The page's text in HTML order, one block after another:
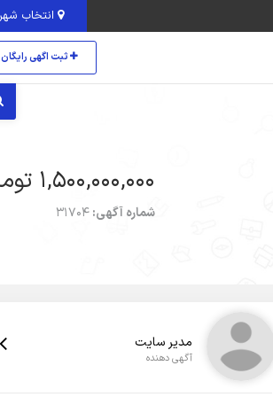
ثبت اگهی رایگان
1,500,000,000 تومان
شماره آگهی:31704
مدیر سایت
آگهی دهنده